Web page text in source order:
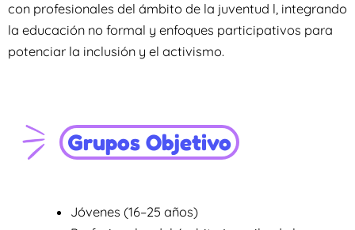
con profesionales del ámbito de la juventud l, integrando
la educación no formal y enfoques participativos para
potenciar la inclusión y el activismo.
Grupos Objetivo
Jóvenes (16–25 años)